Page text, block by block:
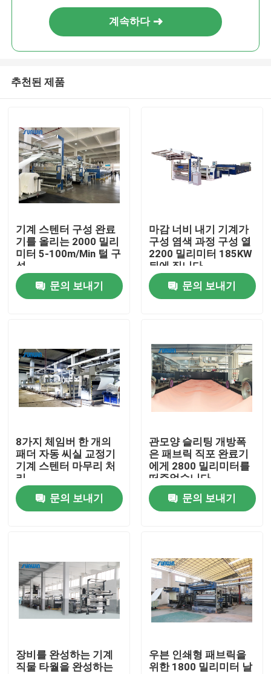
회사 소개
접촉
제품 소개
직물 너비 내기 기계
허풍 너비 내기 기계
직물 건조 기계
직물 완성 가공기
계속하다
추천된 제품
기계 스텐터 구성 완료
기를 올리는 2000 밀리
미터 5-100m/Min 털 구
성
문의 보내기
마감 너비 내기 기계가
구성 염색 과정 구성 열
2200 밀리미터 185KW
뒤에 집니다
문의 보내기
8가지 체임버 한 개의
패더 자동 씨실 교정기
기계 스텐터 마무리 처
리
문의 보내기
관모양 슬리팅 개방폭
은 패브릭 직포 완료기
에게 2800 밀리미터를
떠주었습니다
문의 보내기
장비를 완성하는 기계
직물 타월을 완성하는
우븐 인쇄형 패브릭을
위한 1800 밀리미터 날